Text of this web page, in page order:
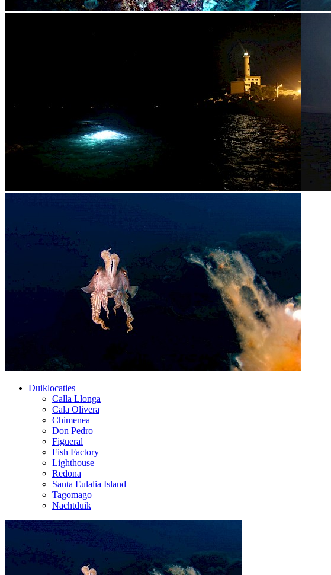
Duiklocaties
Calla Llonga
Cala Olivera
Chimenea
Don Pedro
Figueral
Fish Factory
Lighthouse
Redona
Santa Eulalia Island
Tagomago
Nachtduik